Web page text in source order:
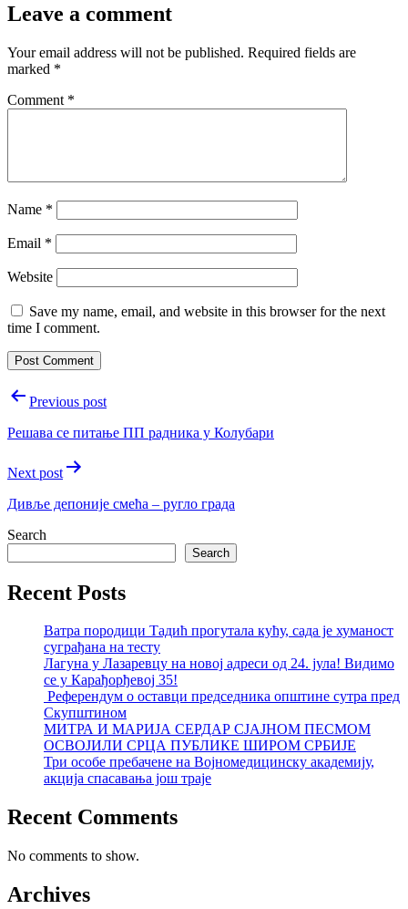
Leave a comment
Your email address will not be published. Required fields are
marked *
Comment *
Name *
Email *
Website
Save my name, email, and website in this browser for the next
time I comment.
PostPrevious post
Решава се питање ПП радника у Колубари
Next post
Дивље депоније смећа – ругло града
Search
Search
Recent Posts
Ватра породици Тадић прогутала кућу, сада је хуманост
суграђана на тесту
Лагуна у Лазаревцу на новој адреси од 24. јула! Видимо
се у Карађорђевој 35!
Референдум о оставци председника општине сутра пред
Скупштином
МИТРА И МАРИЈА СЕРДАР СЈАЈНОМ ПЕСМОМ
ОСВОЈИЛИ СРЦА ПУБЛИКЕ ШИРОМ СРБИЈЕ
Три особе пребачене на Војномедицинску академију,
акција спасавања још траје
Recent Comments
No comments to show.
Archives